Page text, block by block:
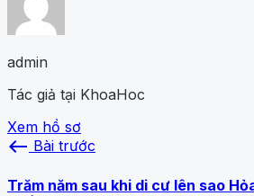
admin
Tác giả tại KhoaHoc
Xem hồ sơ
west Bài trước
Trăm năm sau khi di cư lên sao